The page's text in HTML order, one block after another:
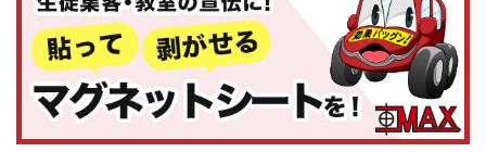
コンピュータ・科学(441)